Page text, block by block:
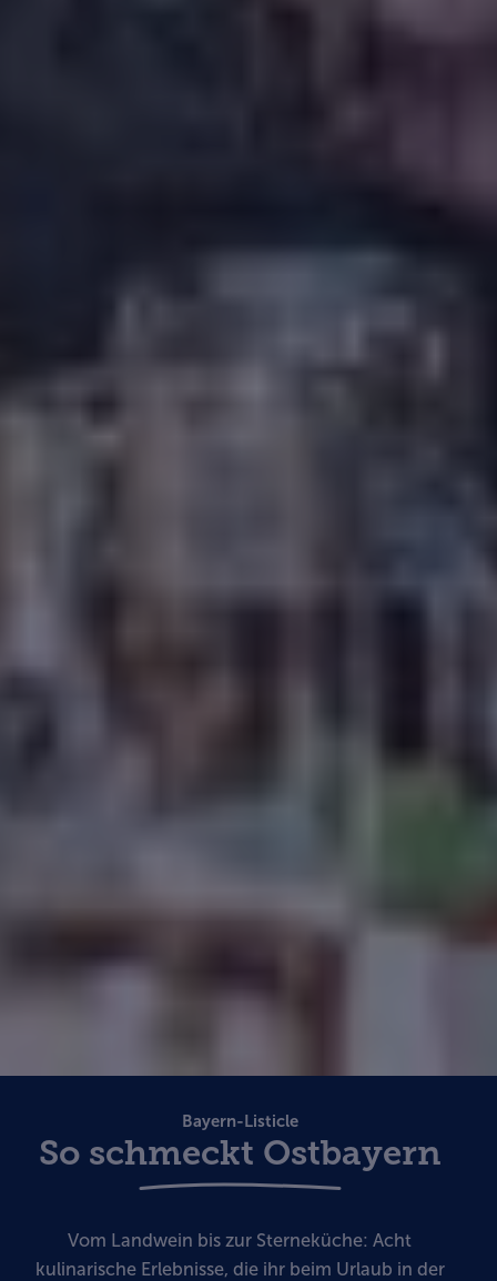
Bayern-Listicle
So schmeckt Ostbayern
Vom Landwein bis zur Sterneküche: Acht
kulinarische Erlebnisse, die ihr beim Urlaub in der